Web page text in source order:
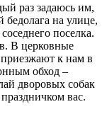
раз задаюсь им,
на улице,
поселка.
В церковные
к нам в
обход –
дворовых собак
вас.